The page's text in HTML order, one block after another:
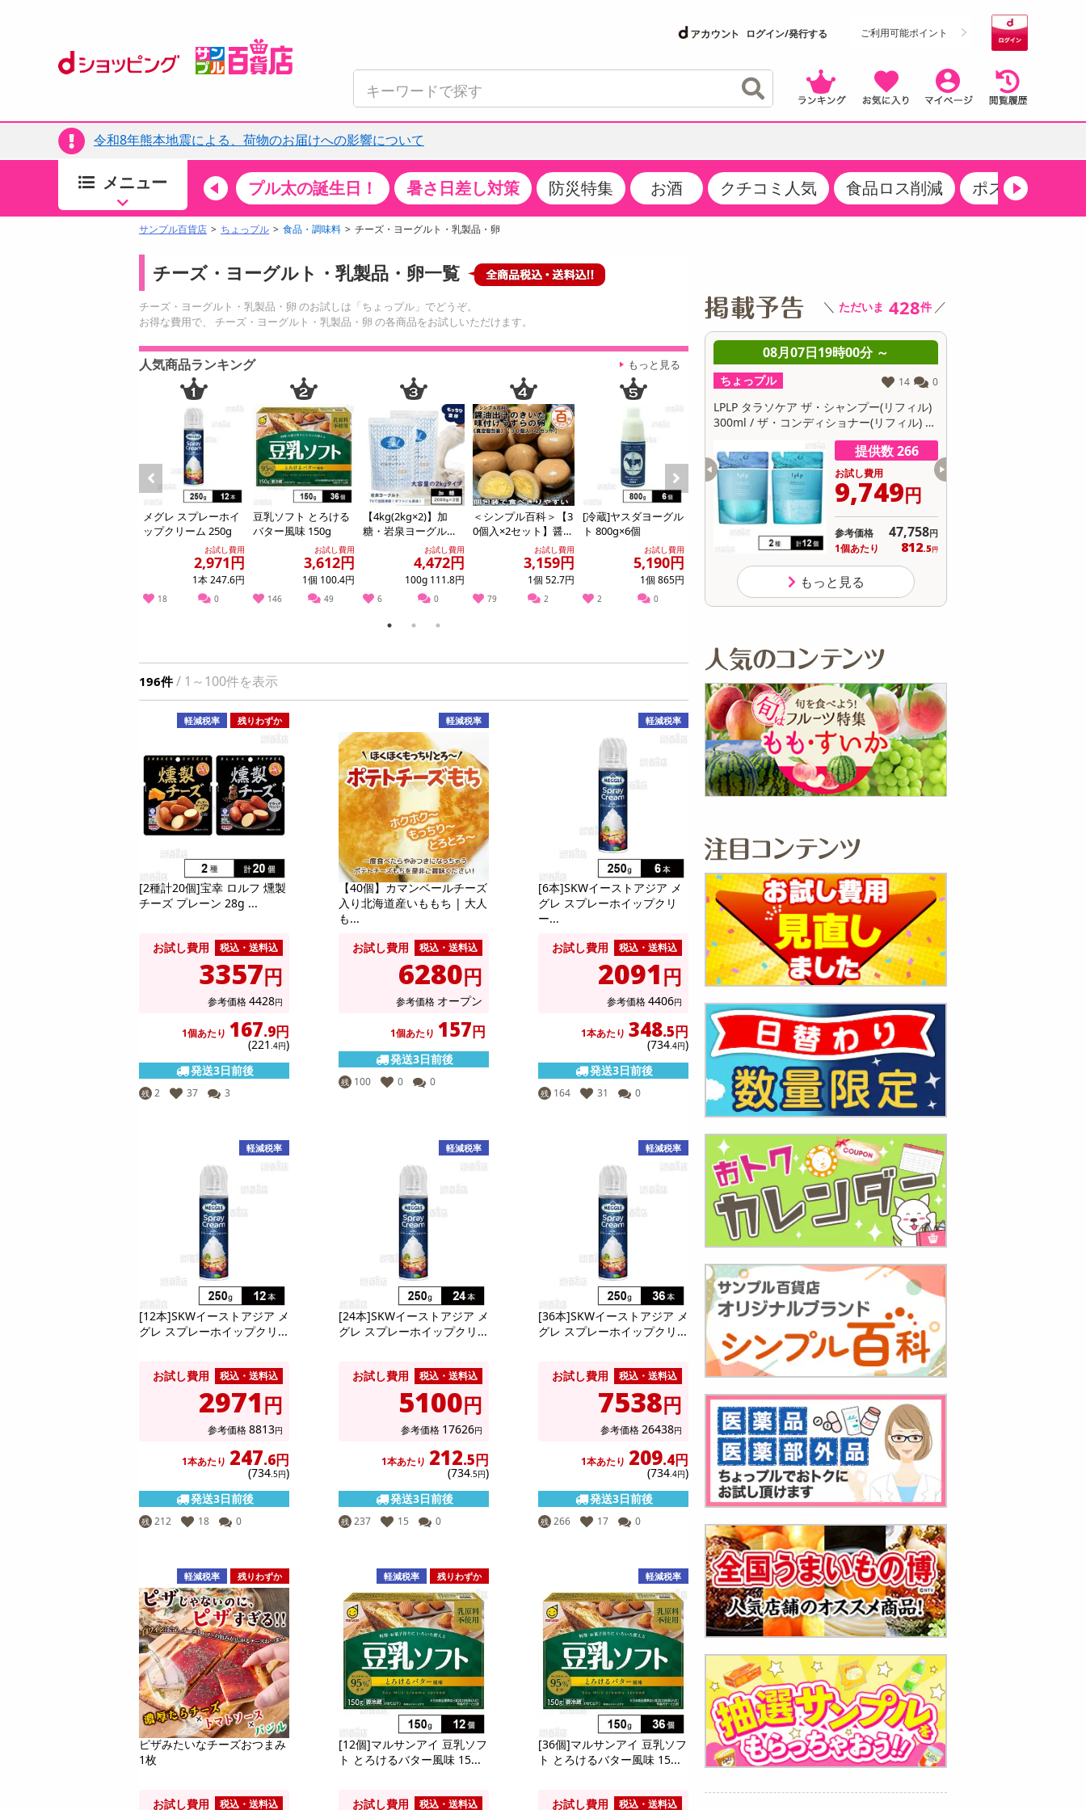
ログイン/発行する ご利用可能ポイント
令和8年熊本地震による、荷物のお届けへの影響について
ちょっプルカテゴリ すべて見る
食品・調味料
アイス・スイーツ
ヘアケア・ボディケア
ビューティーケア
健康・ダイエット・サプリメント
医薬品・医薬部外品
インテリア・家具・収納・寝具
特設コーナー
特集一覧
抽選サンプル
クーポン
食品・調味料
パン・シリアル・コーンフレーク
缶詰・瓶詰・ジャム・はちみつ
料理の素
乾物・海苔・粉物
カレー・シチュー
生鮮食品
魚介類・シーフード・水産加工品
加工食品
インスタント・レトルト・冷凍食品・惣菜
お菓子
クッキー・クラッカー
ナッツ・ドライフルーツ
ゼリー・プリン
和菓子
その他 お菓子・スイーツ
アイス・スイーツ
ケーキ・スイーツ
飲料
お茶・紅茶（ソフトドリンク）
栄養ドリンク・エナジードリンク
お茶・紅茶（茶葉）
コーヒー(豆・インスタント）
その他 飲料
お酒
ワイン
チューハイ・カクテル
ノンアルコール飲料
ビール・ワイン・お酒ギフト
洗剤
洗濯用洗剤・柔軟剤・漂白剤
洗剤ギフト
その他 洗剤
キッチン・日用品
洗濯用品
ヘルスケア・衛生用品
キッチン雑貨・食器・消耗品
調理器具・鍋・包丁
スポーツ・アウトドア用品
介護用品
その他 キッチン・日用品
ヘアケア・ボディケア
ボディケア
ビューティーケア
ベースメイク・メイクアップ・ネイル
健康・ダイエット・サプリメント
ダイエット
スポーツサプリメント・ドリンク
健康グッズ
医薬品・医薬部外品
指定第二類医薬品
インテリア・家具・収納・寝具
寝具・布団
インテリア雑貨
アウトドア・イベント用品・DIY・工具
その他 インテリア・家具
ファッション
ボトムス
アクセサリー
ファッション雑貨
ベビー・キッズ
レッグウェア
その他 ファッション
家電
キッチン家電
パソコン・プリンター・パソコン周辺機器
記録メディア・メモリーカード
スマートフォン・携帯電話・タブレットアクセサ
電池
電球・蛍光灯・照明
AV機器
その他 家電
ベビー・キッズ・マタニティ
授乳グッズ
マタニティ
その他 ベビー・キッズ・マタニティ
ペット用品
猫用品
メニュー
キッチン・日用品 食品 プル太の誕生日！ 暑さ日差し対策 防災特集 お酒 クチコミ人気 食品ロス削減 ポストにお届け
サンプル百貨店 ちょっプル 食品・調味料 チーズ・ヨーグルト・乳製品・卵
チーズ・ヨーグルト・乳製品・卵一覧
チーズ・ヨーグルト・乳製品・卵 のお試しは「ちょっプル」でどうぞ。
お得な費用で、 チーズ・ヨーグルト・乳製品・卵 の各商品をお試しいただけます。
人気商品ランキング もっと見る
Previous
メグレ スプレーホイ
ップクリーム 250g
お試し費用
2,971円
1本 247.6円
18 0
豆乳ソフト とろける
バター風味 150g
お試し費用
3,612円
1個 100.4円
146 49
【4kg(2kg×2)】加
糖・岩泉ヨーグル
ト 岩手県ご当地グ
ルメ！食感やみつ
お試し費用
4,472円
100g 111.8円
6 0
＜シンプル百科＞【3
0個入×2セット】醤油
出汁のきいた味付け
うずらの卵《真空個
お試し費用
3,159円
1個 52.7円
79 2
[冷蔵]ヤスダヨーグル
ト 800g×6個
お試し費用
5,190円
1個 865円
2 0
プレジデント スプレ
ーホイップ 250g
お試し費用
3,605円
1本 300.5円
72
【200g×6個】大内山
酪農農業協同組合 大
内山バター チルド便
お試し費用
4,587円
1個 764.5円
15 1
【2kg×2袋】無糖・
岩泉ヨーグルト プ
レーン 岩手県ご当
つき...
Next
1 2 3
196件/ 1～100件を表示
軽減税率 残りわずか
[2種計20個]宝幸 ロルフ 燻製
チーズ プレーン 28g ...
お試し費用 税込・送料込
3357円
参考価格4428円
1個あたり 167.9円
(221 .4円)
発送3日前後
残 2 37 3
軽減税率
【40個】カマンベールチーズ
入り北海道産いももち | 大人
も...
お試し費用
税込・送料込
6280円
参考価格 オープン
1個あたり 157円
発送3日前後
残 100 0 0
軽減税率
[6本]SKWイーストアジア メ
グレ スプレーホイップクリ
ー...
お試し費用
税込・送料込
2091円
参考価格4406円
1本あたり 348.5円
(734.4円)
発送3日前後
残 164 31 0
軽減税率
[12本]SKWイーストアジア メ
グレ スプレーホイップクリ...
お試し費用 税込・送料込
2971円
参考価格8813円
1本あたり 247.6円
(734.5円)
発送3日前後
残 212 18 0
軽減税率
[24本]SKWイーストアジア メ
グレ スプレーホイップクリ...
お試し費用 税込・送料込
5100円
参考価格 17626円
1本あたり 212.5円
(734.5円)
発送3日前後
残 237 15 0
軽減税率
[36本]SKWイーストアジア メ
グレ スプレーホイップクリ...
お試し費用 税込・送料込
7538円
参考価格26438円
1本あたり 209.4円
(734.4円)
発送3日前後
残 266 17 0
軽減税率 残りわずか
ピザみたいなチーズおつまみ
1枚
お試し費用 税込・送料込
軽減税率 残りわずか
[12個]マルサンアイ 豆乳ソフ
ト とろけるバター風味 15...
お試し費用 税込・送料込
軽減税率
[36個]マルサンアイ 豆乳ソフ
ト とろけるバター風味 15...
お試し費用 税込・送料込
＼ ただいま 428件 ／
08月07日19時00分 ～
53
CHARMY クリスタ クリアジェル / 消臭ジェ
提供数 1146
お試し費用
4,049円
参考価格 オープン
404 .9円
08月07日19時00分 ～
ちょっプル
【1.2g×8包】国産ペパーミントティー
提供数 493
お試し費用
1,257円
参考価格 オープン
157.2
08月07日19時00分 ～
ちょっプル
「カルピスソーダⓇこだわり素材のメロン
クリームソーダ」PET 500ml
提供数 346
お試し費用
3,623円
参考価格
1本あたり 75
08月07日19時00分 ～
ちょっプル 14 0
LPLP タラソケア ザ・シャンプー(リフィル)
300ml / ザ・コンディショナー(リフィル) 30
提供数 266
お試し費用
9,749円
参考価格 47,758円
1個あたり 812.5円
もっと見る